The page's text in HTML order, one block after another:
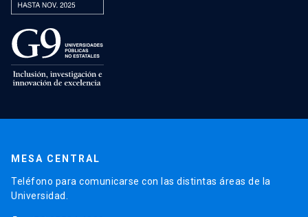
MESA CENTRAL
Teléfono para comunicarse con las distintas áreas de la
Universidad.